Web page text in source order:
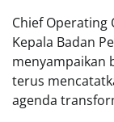
Chief Operating
Kepala Badan
menyampaikan
terus
agenda